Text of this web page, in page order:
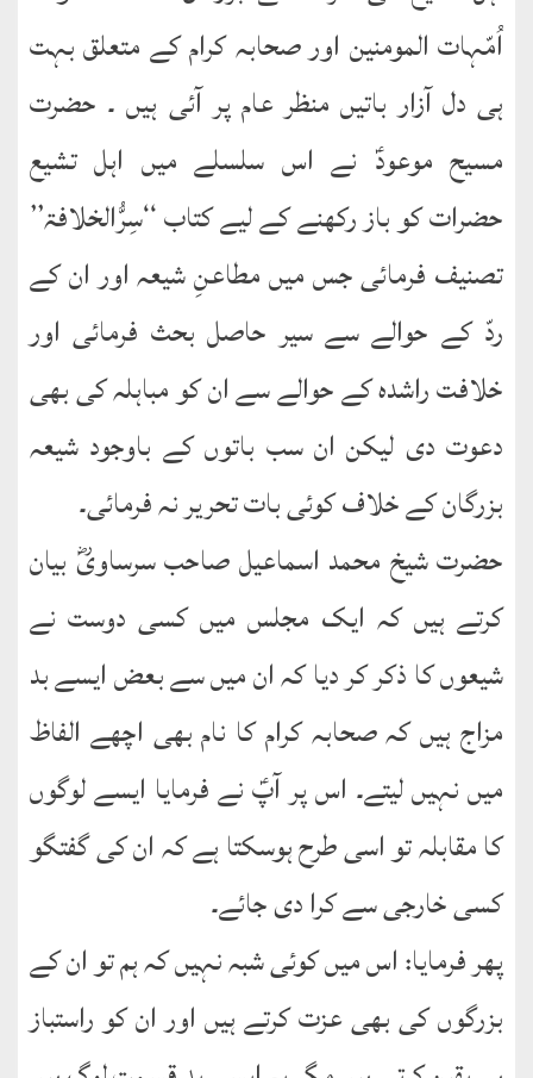
اُمّہات المومنین اور صحابہ کرام کے متعلق بہت
ہی دل آزار باتیں منظر عام پر آئی ہیں ۔ حضرت
مسیح موعودؑ نے اس سلسلے میں اہل تشیع
حضرات کو باز رکھنے کے لیے کتاب ‘‘سِرُّالخلافۃ’’
تصنیف فرمائی جس میں مطاعنِ شیعہ اور ان کے
ردّ کے حوالے سے سیر حاصل بحث فرمائی اور
خلافت راشدہ کے حوالے سے ان کو مباہلہ کی بھی
دعوت دی لیکن ان سب باتوں کے باوجود شیعہ
بزرگان کے خلاف کوئی بات تحریر نہ فرمائی۔
حضرت شیخ محمد اسماعیل صاحب سرساویؓ بیان
کرتے ہیں کہ ایک مجلس میں کسی دوست نے
شیعوں کا ذکر کر دیا کہ ان میں سے بعض ایسے بد
مزاج ہیں کہ صحابہ کرام کا نام بھی اچھے الفاظ
میں نہیں لیتے۔ اس پر آپؑ نے فرمایا ایسے لوگوں
کا مقابلہ تو اسی طرح ہوسکتا ہے کہ ان کی گفتگو
کسی خارجی سے کرا دی جائے۔
پھر فرمایا: اس میں کوئی شبہ نہیں کہ ہم تو ان کے
بزرگوں کی بھی عزت کرتے ہیں اور ان کو راستباز